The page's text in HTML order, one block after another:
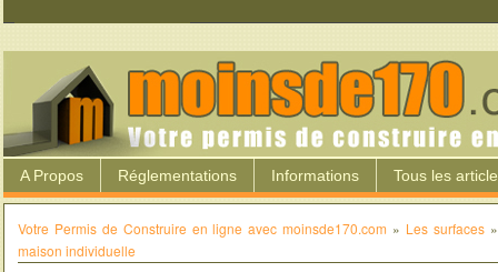
A Propos Réglementations Informations Tous les
Votre Permis de Construire en ligne avec moinsde170.com » Les surfaces
maison individuelle